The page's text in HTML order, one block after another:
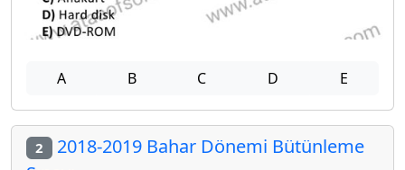
A B C D E
2 2018-2019 Bahar Dönemi Bütünleme